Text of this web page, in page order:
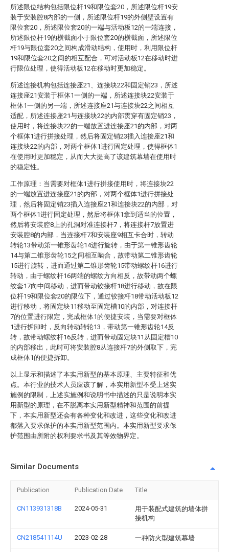
所述限位结构包括限位杆19和限位套20，所述限位杆19安
装于安装腔8内部的一侧，所述限位杆19的外侧壁设置有
限位套20，所述限位套20的一端与活动板12的一端连接，
所述限位杆19的横截面小于限位套20的横截面，所述限位
杆19与限位套20之间构成滑动结构，使用时，利用限位杆
19和限位套20之间的相互配合，可对活动板12在移动时进
行限位处理，使得活动板12在移动时更加稳定。
所述连接机构包括连接座21、连接块22和固定销23，所述
连接座21安装于框体1一侧的一端，所述连接块22安装于
框体1一侧的另一端，所述连接座21与连接块22之间相互
适配，所述连接座21与连接块22的内部贯穿有固定销23，
使用时，将连接块22的一端放置进连接座21的内部，对两
个框体1进行拼接处理，然后将固定销23插入连接座21和
连接块22的内部，对两个框体1进行固定处理，使得框体1
在使用时更加稳定，从而大大提高了该建筑幕墙在使用时
的稳定性。
工作原理：当需要对框体1进行拼接使用时，将连接块22
的一端放置进连接座21的内部，对两个框体1进行拼接处
理，然后将固定销23插入连接座21和连接块22的内部，对
两个框体1进行固定处理，然后将框体1拿到适当的位置，
然后将安装腔8上的孔洞对准连接杆7，将连接杆7放置进
安装腔8的内部，当连接杆7和安装座9相互卡合时，转动
转轮13带动第一锥形齿轮14进行旋转，由于第一锥形齿轮
14与第二锥形齿轮15之间相互啮合，故带动第二锥形齿轮
15进行旋转，进而通过第二锥形齿轮15带动螺纹杆16进行
转动，由于螺纹杆16两端的螺纹方向相反，故带动两个螺
纹套17向中间移动，进而带动铰接杆18进行移动，故在限
位杆19和限位套20的限位下，通过铰接杆18带动活动板12
进行移动，将固定块11移动至固定槽10的内部，对连接杆
7的位置进行限定，完成框体1的便捷安装，当需要对框体
1进行拆卸时，反向转动转轮13，带动第一锥形齿轮14反
转，故带动螺纹杆16反转，进而带动固定块11从固定槽10
的内部移出，此时可将安装腔8从连接杆7的外侧取下，完
成框体1的便捷拆卸。
以上显示和描述了本实用新型的基本原理、主要特征和优
点。本行业的技术人员应该了解，本实用新型不受上述实
施例的限制，上述实施例和说明书中描述的只是说明本实
用新型的原理，在不脱离本实用新型精神和范围的前提
下，本实用新型还会有各种变化和改进，这些变化和改进
都落入要求保护的本实用新型范围内。本实用新型要求保
护范围由所附的权利要求书及其等效物界定。
Similar Documents
Publication Publication Date Title
CN113931318B 2024-05-31
用于装配式建筑的墙体拼
接机构
CN218541114U 2023-02-28 一种防火型建筑幕墙